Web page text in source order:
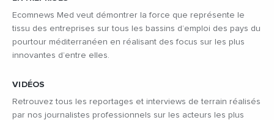
Ecomnews Med veut démontrer la force que représente le
tissu des entreprises sur tous les bassins d’emploi des pays du
pourtour méditerranéen en réalisant des focus sur les plus
innovantes d’entre elles.
VIDÉOS
Retrouvez tous les reportages et interviews de terrain réalisés
par nos journalistes professionnels sur les acteurs les plus